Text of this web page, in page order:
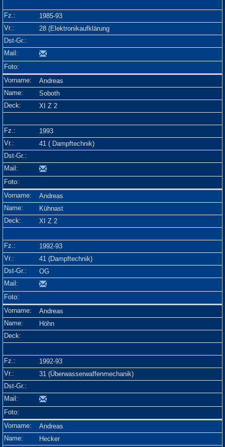
1985-93
28 (Elektronikaufklärung
Andreas
Soboth
XI Z 2
1993
41 ( Dampftechnik)
Andreas
Kühnast
XI Z 2
1992-93
41 (Dampftechnik)
OG
Andreas
Höhn
1992-93
31 (Überwasserwaffenmechanik)
Andreas
Hecker